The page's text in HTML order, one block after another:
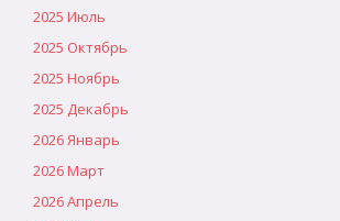
2025 Июль
2025 Октябрь
2025 Ноябрь
2025 Декабрь
2026 Январь
2026 Март
2026 Апрель